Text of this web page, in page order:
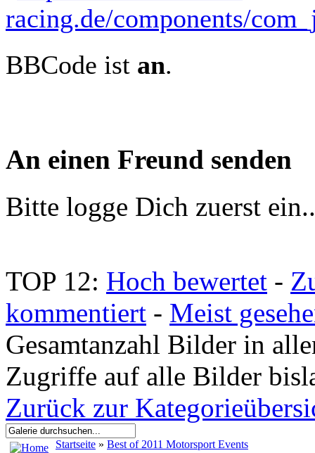
BBCode ist an.
An einen Freund senden
Bitte logge Dich zuerst
TOP 12: Hoch bewertet -
kommentiert - Meist
Gesamtanzahl Bilder in
Zugriffe auf alle Bilder
Zurück zur
Startseite » Best of 2011 Motorsport Events